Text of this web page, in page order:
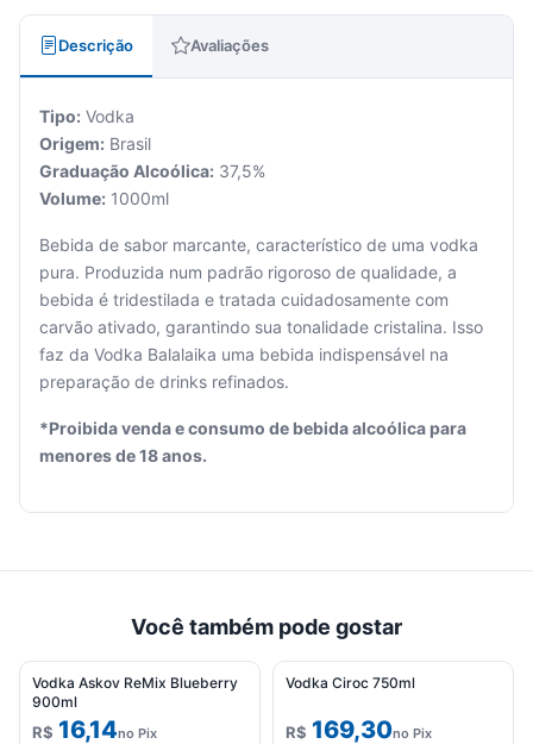
Seu
carrinho
está
Adicione
começar.
Descrição Avaliações
Tipo: Vodka
Origem: Brasil
Graduação Alcoólica: 37,5%
Volume: 1000ml
Bebida de sabor marcante, característico de uma vodka
pura. Produzida num padrão rigoroso de qualidade, a
bebida é tridestilada e tratada cuidadosamente com
carvão ativado, garantindo sua tonalidade cristalina. Isso
faz da Vodka Balalaika uma bebida indispensável na
preparação de drinks refinados.
*Proibida venda e consumo de bebida alcoólica para
menores de 18 anos.
Você também pode gostar
Vodka Askov ReMix Blueberry
900ml
R$ 16,14no Pix
Vodka Ciroc 750ml
R$ 169,30no Pix